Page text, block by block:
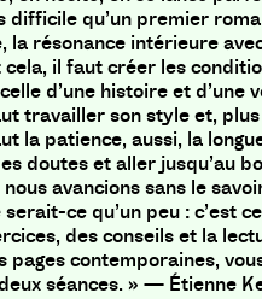
difficile qu’un premier
la résonance intérieure
cela, il faut créer les
d’une histoire et d’une
travailler son style et,
la patience, aussi, la
doutes et aller jusqu’au
avancions sans le
ce qu’un peu : c’est
des conseils et la
pages contemporaines,
séances. » — Étienne